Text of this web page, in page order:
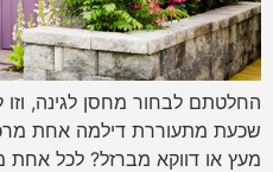
החלטתם לבחור מחסן לגינה,
שכעת מתעוררת דילמה אחת
מעץ או דווקא מברזל? לכל אחת